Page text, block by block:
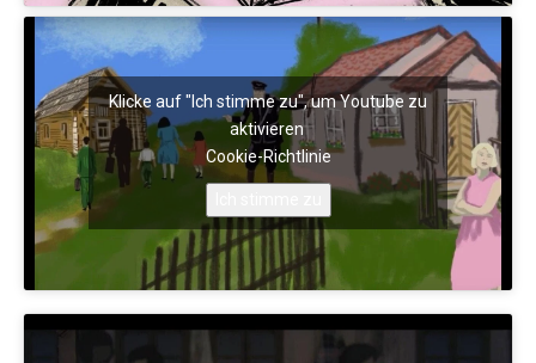
Klicke auf "Ich stimme zu", um Youtube zu
aktivieren
Cookie-Richtlinie